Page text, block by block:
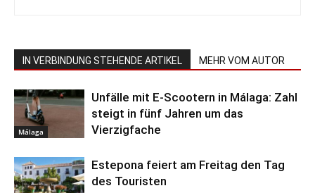
IN VERBINDUNG STEHENDE ARTIKEL MEHR VOM AUTOR
Málaga
Unfälle mit E-Scootern in Málaga: Zahl
steigt in fünf Jahren um das
Vierzigfache
Estepona feiert am Freitag den Tag
des Touristen